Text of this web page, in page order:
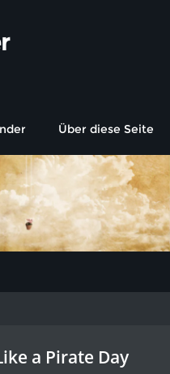
Über diese Seite
a Pirate Day